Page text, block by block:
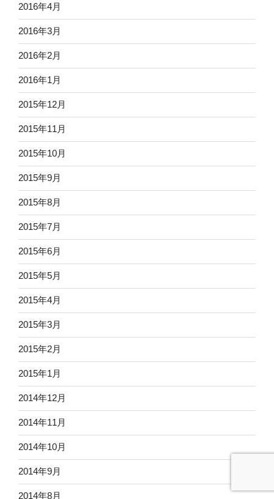
2016年4月
2016年3月
2016年2月
2016年1月
2015年12月
2015年11月
2015年10月
2015年9月
2015年8月
2015年7月
2015年6月
2015年5月
2015年4月
2015年3月
2015年2月
2015年1月
2014年12月
2014年11月
2014年10月
2014年9月
2014年8月